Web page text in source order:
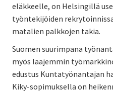
eläkkeelle, on Helsingillä
työntekijöiden
matalien palkkojen takia.
Suomen suurimpana
myös laajemmin
edustus Kuntatyönantajan
Kiky-sopimuksella on